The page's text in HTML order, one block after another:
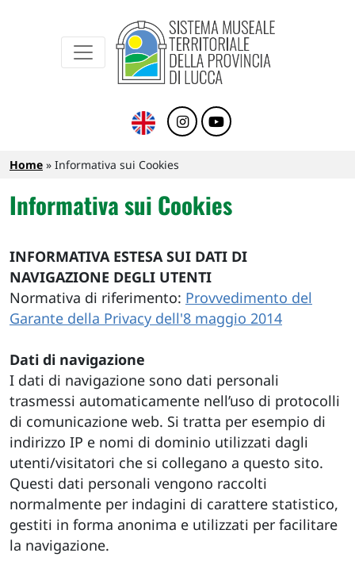
Sistema Museale Territoriale della
Briciole di pane
Home Informativa sui Cookies
Informativa sui Cookies
INFORMATIVA ESTESA SUI DATI DI
NAVIGAZIONE DEGLI UTENTI
Normativa di riferimento: Provvedimento del
Garante della Privacy dell'8 maggio 2014
Dati di navigazione
I dati di navigazione sono dati personali
trasmessi automaticamente nell’uso di protocolli
di comunicazione web. Si tratta per esempio di
indirizzo IP e nomi di dominio utilizzati dagli
utenti/visitatori che si collegano a questo sito.
Questi dati personali vengono raccolti
normalmente per indagini di carattere statistico,
gestiti in forma anonima e utilizzati per facilitare
la navigazione.